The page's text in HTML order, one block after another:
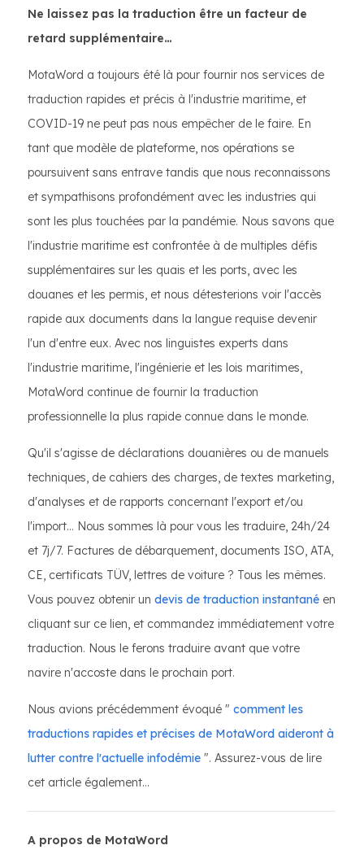
Ne laissez pas la traduction être un facteur de
retard supplémentaire…
MotaWord a toujours été là pour fournir nos services de
traduction rapides et précis à l'industrie maritime, et
COVID-19 ne peut pas nous empêcher de le faire. En
tant que modèle de plateforme, nos opérations se
poursuivent sans entrave tandis que nous reconnaissons
et sympathisons profondément avec les industries qui
sont les plus touchées par la pandémie. Nous savons que
l'industrie maritime est confrontée à de multiples défis
supplémentaires sur les quais et les ports, avec les
douanes et les permis, et nous détesterions voir l'accès
rapide aux documents dans la langue requise devenir
l'un d'entre eux. Avec nos linguistes experts dans
l'industrie maritime, l'ingénierie et les lois maritimes,
MotaWord continue de fournir la traduction
professionnelle la plus rapide connue dans le monde.
Qu'il s'agisse de déclarations douanières ou de manuels
techniques, de cahiers des charges, de textes marketing,
d'analyses et de rapports concernant l'export et/ou
l'import… Nous sommes là pour vous les traduire, 24h/24
et 7j/7. Factures de débarquement, documents ISO, ATA,
CE, certificats TÜV, lettres de voiture ? Tous les mêmes.
Vous pouvez obtenir un devis de traduction instantané en
cliquant sur ce lien, et commandez immédiatement votre
traduction. Nous le ferons traduire avant que votre
navire n'accoste dans le prochain port.
Nous avions précédemment évoqué " comment les
traductions rapides et précises de MotaWord aideront à
lutter contre l'actuelle infodémie ". Assurez-vous de lire
cet article également...
A propos de MotaWord